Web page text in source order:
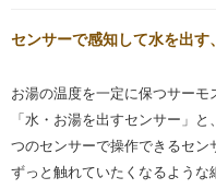
センサーで感知して水を出す
お湯の温度を一定に保つサーモ
「水・お湯を出すセンサー」
つのセンサーで操作できるセン
ずっと触れていたくなるような